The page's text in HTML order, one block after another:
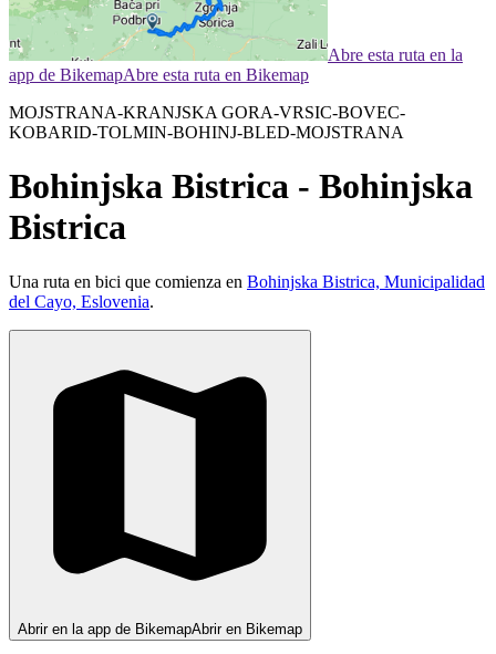
Abre esta ruta en la
app de BikemapAbre esta ruta en Bikemap
MOJSTRANA-KRANJSKA GORA-VRSIC-BOVEC-
KOBARID-TOLMIN-BOHINJ-BLED-MOJSTRANA
Bohinjska Bistrica - Bohinjska
Bistrica
Una ruta en bici que comienza en Bohinjska Bistrica, Municipalidad
del Cayo, Eslovenia.
Abrir en la app de BikemapAbrir en Bikemap